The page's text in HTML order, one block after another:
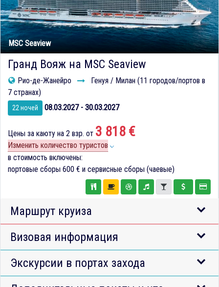
MSC Seaview
Гранд Вояж на MSC Seaview
Рио-де-Жанейро
Генуя / Милан (11 городов/портов в
7 странах)
22 ночей 08.03.2027 - 30.03.2027
Цены за каюту на 2 взр. от 3 818 €
Изменить количество туристов
в стоимость включены:
портовые сборы 600 € и сервисные сборы (чаевые)
Маршрут круиза
Визовая информация
Экскурсии в портах захода